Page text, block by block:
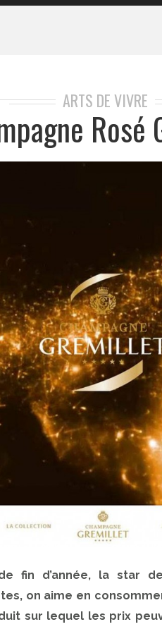
ARTS DE VIVRE
fin d’année, la star
on aime en
sur lequel les prix